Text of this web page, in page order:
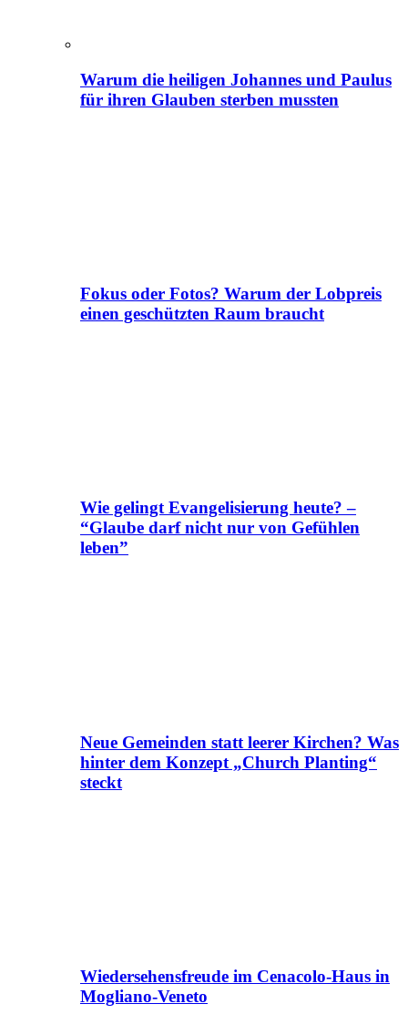
Warum die heiligen Johannes und Paulus
für ihren Glauben sterben mussten
Fokus oder Fotos? Warum der Lobpreis
einen geschützten Raum braucht
Wie gelingt Evangelisierung heute? –
“Glaube darf nicht nur von Gefühlen
leben”
Neue Gemeinden statt leerer Kirchen? Was
hinter dem Konzept „Church Planting“
steckt
Wiedersehensfreude im Cenacolo-Haus in
Mogliano-Veneto